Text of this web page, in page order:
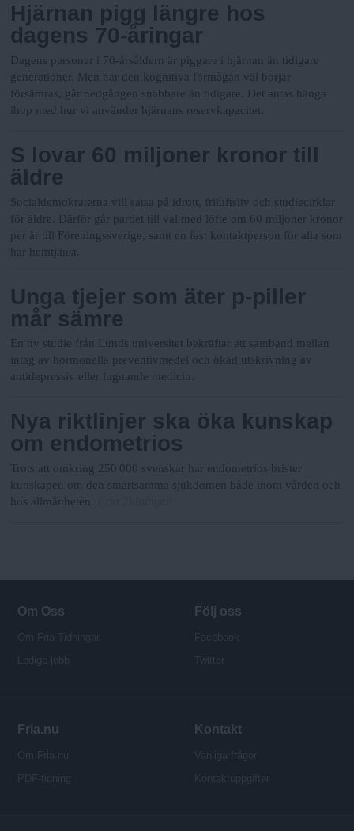
Hjärnan pigg längre hos
dagens 70-åringar
Dagens personer i 70-årsåldern är piggare i hjärnan än tidigare
generationer. Men när den kognitiva förmågan väl börjar
försämras, går nedgången snabbare än tidigare. Det antas hänga
ihop med hur vi använder hjärnans reservkapacitet.
S lovar 60 miljoner kronor till
äldre
Socialdemokraterna vill satsa på idrott, friluftsliv och studiecirklar
för äldre. Därför går partiet till val med löfte om 60 miljoner kronor
per år till Föreningssverige, samt en fast kontaktperson för alla som
har hemtjänst.
Unga tjejer som äter p-piller
mår sämre
En ny studie från Lunds universitet bekräftar ett samband mellan
intag av hormonella preventivmedel och ökad utskrivning av
antidepressiv eller lugnande medicin.
Nya riktlinjer ska öka kunskap
om endometrios
Trots att omkring 250 000 svenskar har endometrios brister
kunskapen om den smärtsamma sjukdomen både inom vården och
hos allmänheten.
Om Oss Följ oss
Fria.nu Kontakt